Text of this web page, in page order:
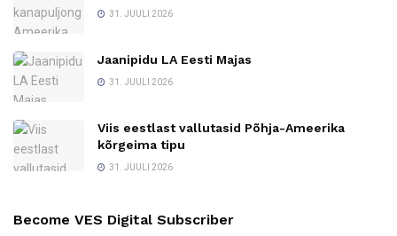
31. JUULI 2026
Jaanipidu LA Eesti Majas
31. JUULI 2026
Viis eestlast vallutasid Põhja-Ameerika
kõrgeima tipu
31. JUULI 2026
Become VES Digital Subscriber